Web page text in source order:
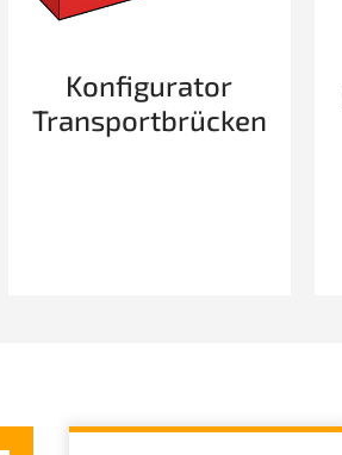
Konfigurator
Transportbrücken